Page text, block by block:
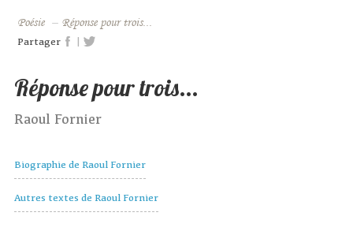
Poésie – Réponse pour trois...
Partager |
Réponse pour trois...
Raoul Fornier
Biographie de Raoul Fornier
Autres textes de Raoul Fornier